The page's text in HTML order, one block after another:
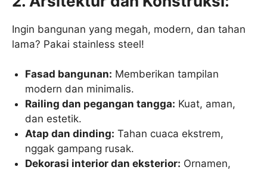
Ingin bangunan yang megah, modern, dan tahan
lama? Pakai stainless steel!
Fasad bangunan: Memberikan tampilan
modern dan minimalis.
Railing dan pegangan tangga: Kuat, aman,
dan estetik.
Atap dan dinding: Tahan cuaca ekstrem,
nggak gampang rusak.
Dekorasi interior dan eksterior: Ornamen,